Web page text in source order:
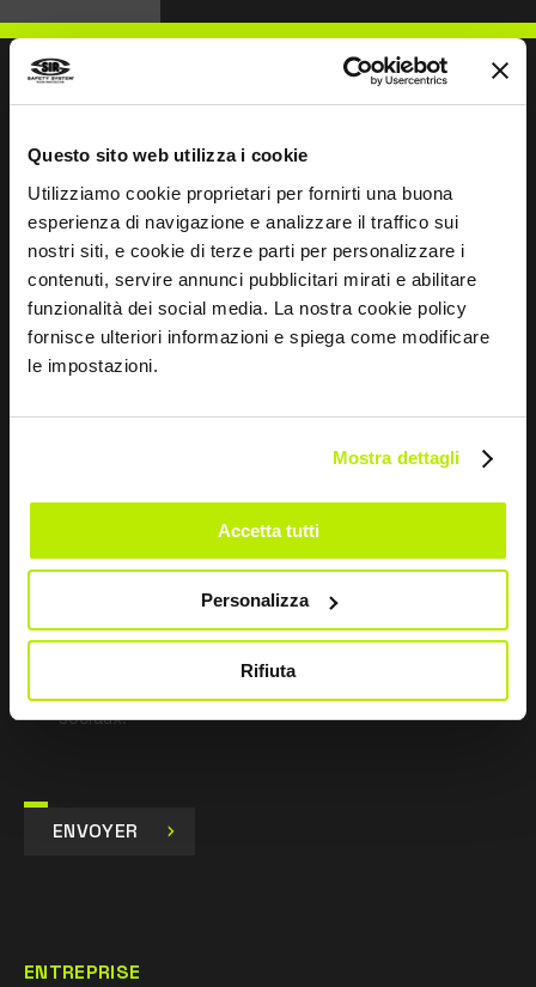
Questo sito web utilizza i cookie
Utilizziamo cookie proprietari per fornirti una buona
esperienza di navigazione e analizzare il traffico sui
nostri siti, e cookie di terze parti per personalizzare i
contenuti, servire annunci pubblicitari mirati e abilitare
funzionalità dei social media. La nostra cookie policy
fornisce ulteriori informazioni e spiega come modificare
le impostazioni.
Mostra dettagli
Accetta tutti
Personalizza
Rifiuta
NOUS ÉCRIRE
Restons en contact
Leave
field
en vertu de l’art. 13 du règlement UE 679/16.
Je consens au traitement des données à des fins de
marketing et de réception de communications
commerciales et promotionnelles par e-mail, sms et
newsletter, ainsi qu’à travers l’utilisation des réseaux
sociaux.
ENVOYER
ENTREPRISE